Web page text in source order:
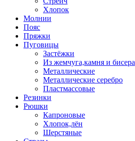
Хлопок
Молнии
Пояс
Пряжки
Пуговицы
Застёжки
Из жемчуга,камня и бисера
Металлические
Металлические серебро
Пластмассовые
Резинки
Рюшки
Капроновые
Хлопок,лён
Шерстяные